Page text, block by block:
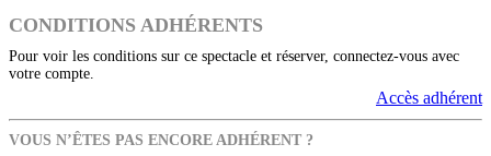
CONDITIONS ADHÉRENTS
Pour voir les conditions sur ce spectacle et réserver, connectez-vous avec
votre compte.
Accès adhérent
VOUS N’ÊTES PAS ENCORE ADHÉRENT ?